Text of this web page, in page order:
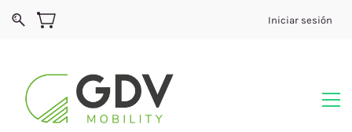
Iniciar sesión